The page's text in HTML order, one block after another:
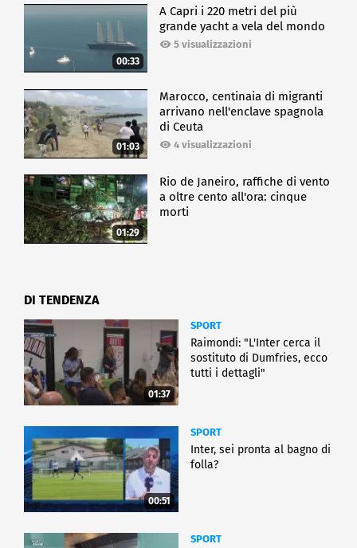
00:33
A Capri i 220 metri del più
grande yacht a vela del mondo
5 visualizzazioni
01:03
Marocco, centinaia di migranti
arrivano nell'enclave spagnola
di Ceuta
4 visualizzazioni
01:29
Rio de Janeiro, raffiche di vento
a oltre cento all'ora: cinque
morti
DI TENDENZA
01:37
SPORT
Raimondi: "L'Inter cerca il
sostituto di Dumfries, ecco
tutti i dettagli"
00:51
SPORT
Inter, sei pronta al bagno di
folla?
SPORT